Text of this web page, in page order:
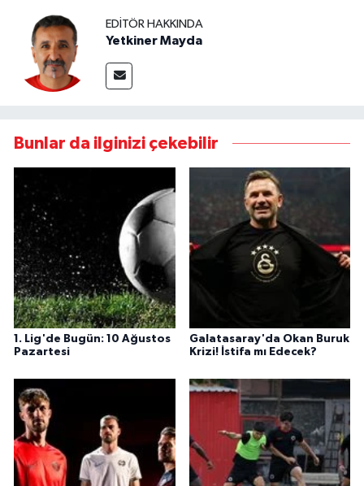
EDITÖR HAKKINDA
Yetkiner Mayda
Bunlar da ilginizi çekebilir
1. Lig'de Bugün: 10 Ağustos
Pazartesi
Galatasaray'da Okan Buruk
Krizi! İstifa mı Edecek?